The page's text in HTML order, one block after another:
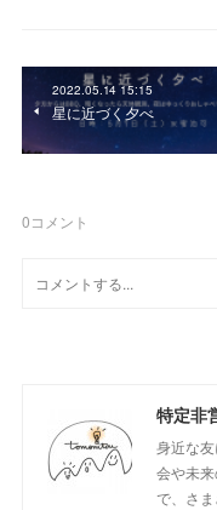
2022.05.14 15:15
星に近づく夕べ
0コメント
特定非
身近な
会や未
で、さ